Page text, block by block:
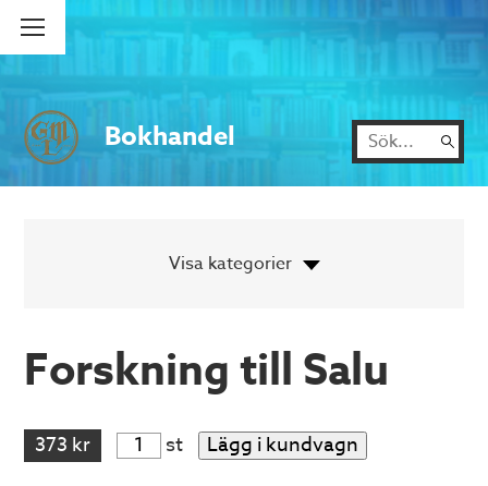
Bokhandel
Forskning till Salu
373 kr st Lägg i kundvagn